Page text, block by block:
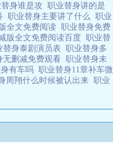
身谁是攻 职业替身讲的是
职业替身主要讲了什么 职业
全文免费阅读 职业替身免费
版全文免费阅读百度 职业替
替身泰剧演员表 职业替身多
无删减免费观看 职业替身未
有车吗 职业替身11章补车微
周翔什么时候被认出来 职业